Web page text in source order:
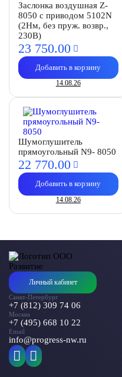
Заслонка воздушная Z-
8050 с приводом 5102N
(2Нм, без пруж. возвр.,
230В)
23 750.00
Добавить в корзину
14.08.26
Шумоглушитель
прямоугольный N9- 8050
22 770.00
Добавить в корзину
14.08.26
Личный кабинет
Санкт-Петербург
+7 (812) 309 74 06
Москва
+7 (495) 668 10 22
Email
info@progress-nw.ru